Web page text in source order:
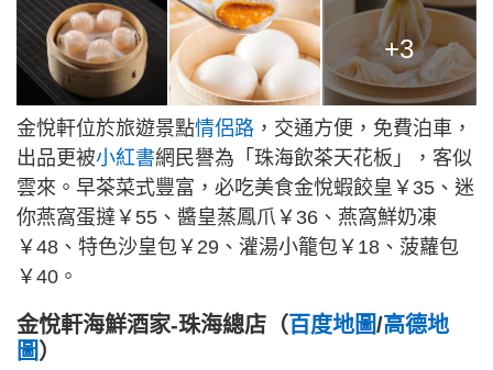
+3
金悅軒位於旅遊景點情侶路 ，交通方便，免費泊車，
出品更被小紅書網民譽為「珠海飲茶天花板」，客似
雲來。早茶菜式豐富，必吃美食金悅蝦餃皇￥35、迷
你燕窩蛋撻￥55、醬皇蒸鳳爪￥36、燕窩鮮奶凍
￥48、特色沙皇包￥29、灌湯小籠包￥18、菠蘿包
￥40。
金悅軒海鮮酒家-珠海總店（百度地圖/高德地
圖 ）